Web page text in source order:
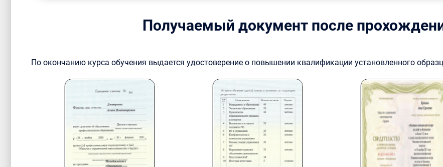
Получаемый документ после
По окончанию курса обучения выдается удостоверение о повышении квалификации установленного